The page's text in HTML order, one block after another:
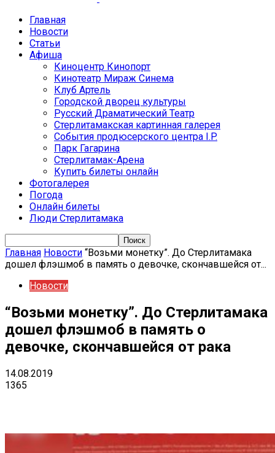
Главная
Новости
Статьи
Афиша
Киноцентр Кинопорт
Кинотеатр Мираж Синема
Клуб Артель
Городской дворец культуры
Русский Драматический Театр
Стерлитамакская картинная галерея
События продюсерского центра I.P.
Парк Гагарина
Стерлитамак-Арена
Купить билеты онлайн
Фотогалерея
Погода
Онлайн билеты
Люди Стерлитамака
Главная Новости “Возьми монетку”. До Стерлитамака
дошел флэшмоб в память о девочке, скончавшейся от...
Новости
“Возьми монетку”. До Стерлитамака
дошел флэшмоб в память о
девочке, скончавшейся от рака
14.08.2019
1365